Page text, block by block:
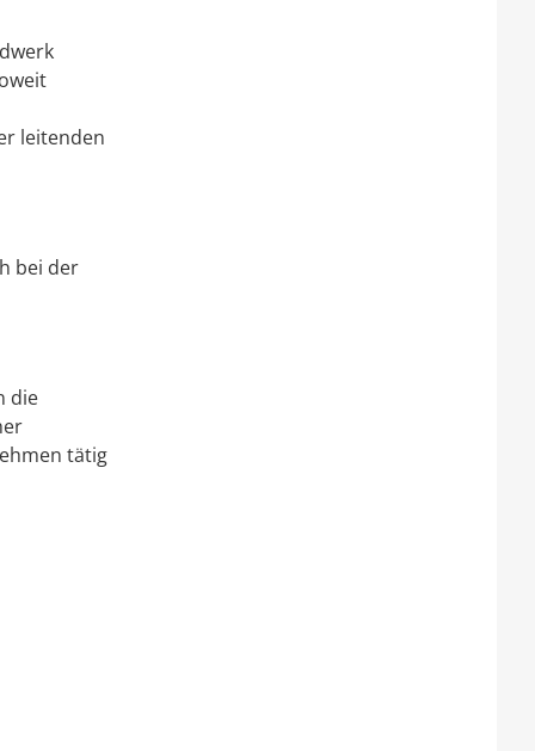
leitenden
bei der
die
tätig